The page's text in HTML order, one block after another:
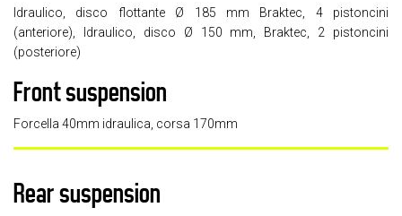
Idraulico, disco flottante Ø 185 mm Braktec, 4 pistoncini
(anteriore), Idraulico, disco Ø 150 mm, Braktec, 2 pistoncini
(posteriore)
Front suspension
Forcella 40mm idraulica, corsa 170mm
Rear suspension